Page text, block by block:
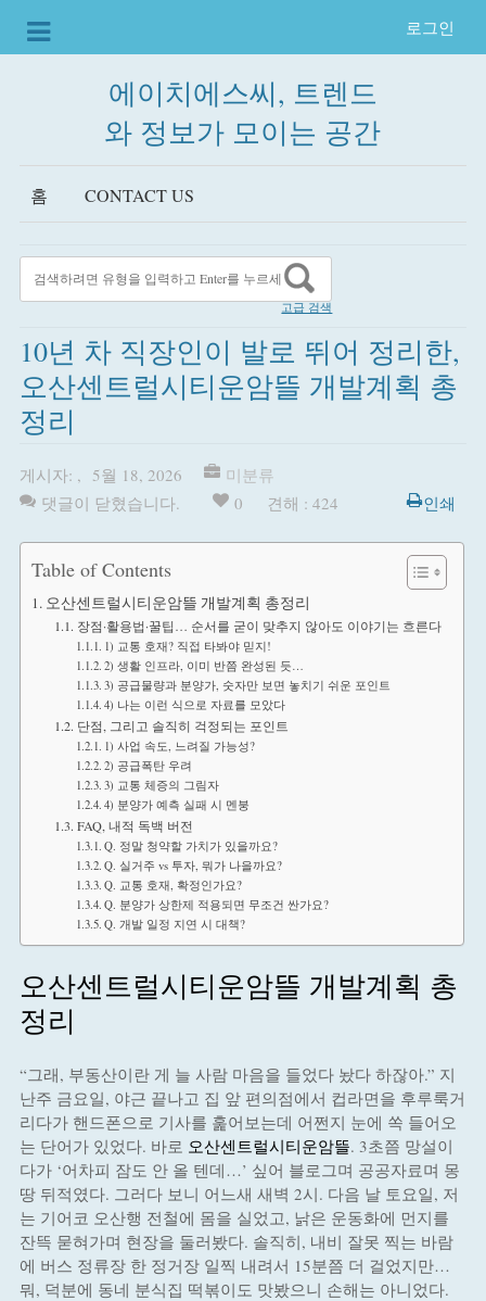
로그인
에이치에스씨, 트렌드
와 정보가 모이는 공간
홈 CONTACT US
고급 검색
10년 차 직장인이 발로 뛰어 정리한,
오산센트럴시티운암뜰 개발계획 총
정리
게시자: , 5월 18, 2026
미분류
댓글이 닫혔습니다.
0 견해 : 424 인쇄
Table of Contents
오산센트럴시티운암뜰 개발계획 총정리
장점·활용법·꿀팁… 순서를 굳이 맞추지 않아도 이야기는 흐른다
1) 교통 호재? 직접 타봐야 믿지!
2) 생활 인프라, 이미 반쯤 완성된 듯…
3) 공급물량과 분양가, 숫자만 보면 놓치기 쉬운 포인트
4) 나는 이런 식으로 자료를 모았다
단점, 그리고 솔직히 걱정되는 포인트
1) 사업 속도, 느려질 가능성?
2) 공급폭탄 우려
3) 교통 체증의 그림자
4) 분양가 예측 실패 시 멘붕
FAQ, 내적 독백 버전
Q. 정말 청약할 가치가 있을까요?
Q. 실거주 vs 투자, 뭐가 나을까요?
Q. 교통 호재, 확정인가요?
Q. 분양가 상한제 적용되면 무조건 싼가요?
Q. 개발 일정 지연 시 대책?
오산센트럴시티운암뜰 개발계획 총
정리
“그래, 부동산이란 게 늘 사람 마음을 들었다 놨다 하잖아.” 지
난주 금요일, 야근 끝나고 집 앞 편의점에서 컵라면을 후루룩거
리다가 핸드폰으로 기사를 훑어보는데 어쩐지 눈에 쏙 들어오
는 단어가 있었다. 바로 오산센트럴시티운암뜰. 3초쯤 망설이
다가 ‘어차피 잠도 안 올 텐데…’ 싶어 블로그며 공공자료며 몽
땅 뒤적였다. 그러다 보니 어느새 새벽 2시. 다음 날 토요일, 저
는 기어코 오산행 전철에 몸을 실었고, 낡은 운동화에 먼지를
잔뜩 묻혀가며 현장을 둘러봤다. 솔직히, 내비 잘못 찍는 바람
에 버스 정류장 한 정거장 일찍 내려서 15분쯤 더 걸었지만…
뭐, 덕분에 동네 분식집 떡볶이도 맛봤으니 손해는 아니었다.